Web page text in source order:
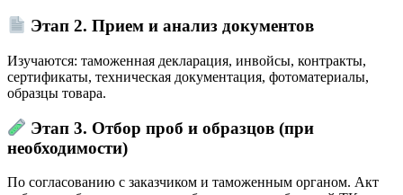
Этап 2. Прием и анализ документов
Изучаются: таможенная декларация, инвойсы, контракты,
сертификаты, техническая документация, фотоматериалы,
образцы товара.
Этап 3. Отбор проб и образцов (при
необходимости)
По согласованию с заказчиком и таможенным органом. Акт